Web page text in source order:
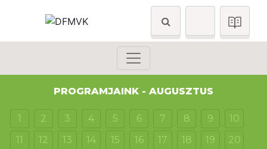
PROGRAMJAINK - AUGUSZTUS
1 2 3 4 5 6 7 8 9
10
11
12 13 14 15 16 17 18 19
20